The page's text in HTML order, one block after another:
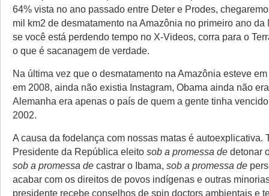
64% vista no ano passado entre Deter e Prodes,
mil km2 de desmatamento na Amazônia no primeiro ano da
se você está perdendo tempo no X-Videos, corra para o
o que é sacanagem de verdade.
Na última vez que o desmatamento na Amazônia esteve
em 2008, ainda não existia Instagram, Obama ainda não
Alemanha era apenas o país de quem a gente tinha
2002.
A causa da fodelança com nossas matas é autoexplicativa.
Presidente da República eleito sob a promessa de detonar
sob a promessa de castrar o Ibama, sob a promessa de
acabar com os direitos de povos indígenas e outras
presidente recebe conselhos de spin doctors ambientais e